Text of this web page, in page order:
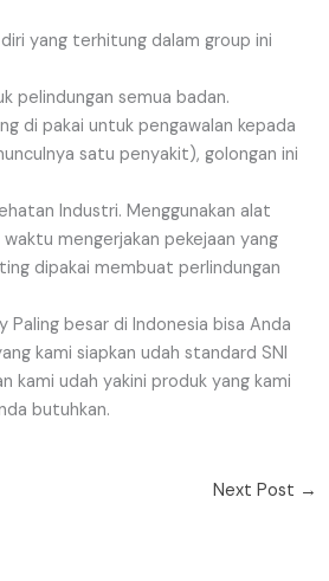
yang terhitung dalam group ini
pelindungan semua badan.
di pakai untuk pengawalan kepada
satu penyakit), golongan ini
Industri. Menggunakan alat
mengerjakan pekejaan yang
dipakai membuat perlindungan
besar di Indonesia bisa Anda
kami siapkan udah standard SNI
kami udah yakini produk yang kami
butuhkan.
Next Post →